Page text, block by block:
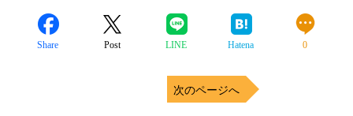
Share Post LINE Hatena 0
次のページへ